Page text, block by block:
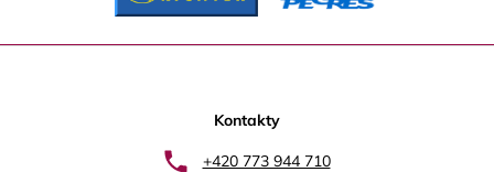
Z
Kontakty
+420 773 944 710